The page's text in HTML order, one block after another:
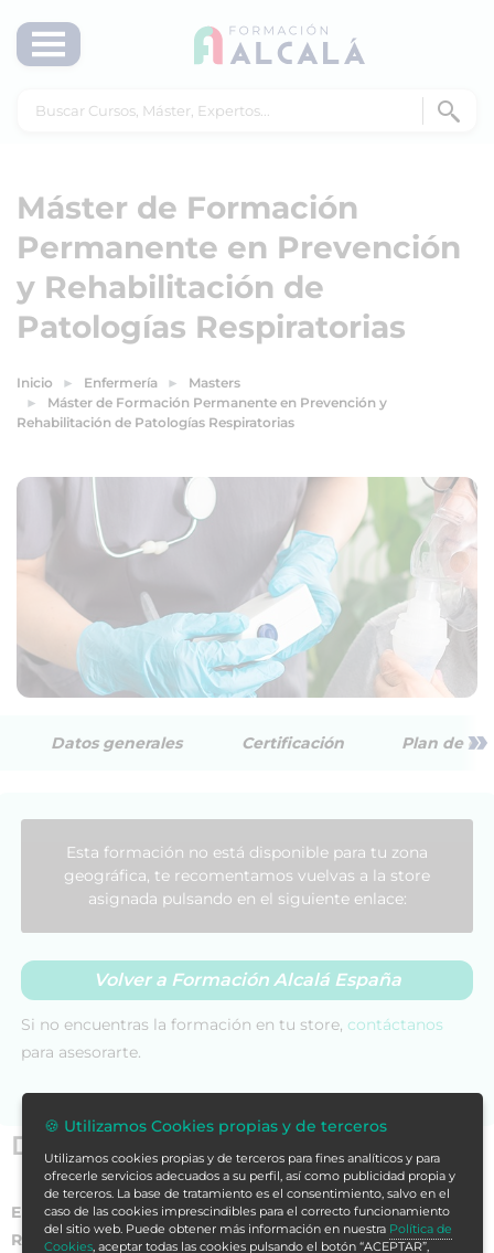
Máster de Formación
Permanente en Prevención
y Rehabilitación de
Patologías Respiratorias
Inicio Enfermería
Masters
Máster de Formación Permanente en Prevención y
Rehabilitación de Patologías Respiratorias
Datos generales Certificación Plan de »
Datos generales
El Máster de Formación Permanente en Prevención y
Rehabilitación de Patologías Respiratoriases un programa
Esta formación no está disponible para tu zona
geográfica, te recomentamos vuelvas a la store
asignada pulsando en el siguiente enlace:
Volver a Formación Alcalá España
Si no encuentras la formación en tu store, contáctanos
para asesorarte.
🍪 Utilizamos Cookies propias y de terceros
Utilizamos cookies propias y de terceros para fines analíticos y para
ofrecerle servicios adecuados a su perfil, así como publicidad propia y
de terceros. La base de tratamiento es el consentimiento, salvo en el
caso de las cookies imprescindibles para el correcto funcionamiento
del sitio web. Puede obtener más información en nuestra Política de
Cookies, aceptar todas las cookies pulsando el botón “ACEPTAR”,